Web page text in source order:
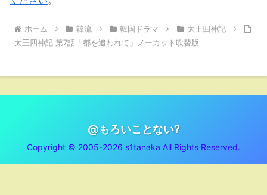
ホーム 韓流 韓国ドラマ
太王四神記
太王四神記 第7話「都を追われて」ノーカット吹替版
@もろいことない?
Copyright © 2005-2026 s1tanaka All Rights Reserved.